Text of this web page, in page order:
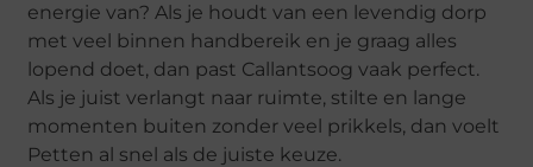
energie van? Als je houdt van een levendig dorp
met veel binnen handbereik en je graag alles
lopend doet, dan past Callantsoog vaak perfect.
Als je juist verlangt naar ruimte, stilte en lange
momenten buiten zonder veel prikkels, dan voelt
Petten al snel als de juiste keuze.